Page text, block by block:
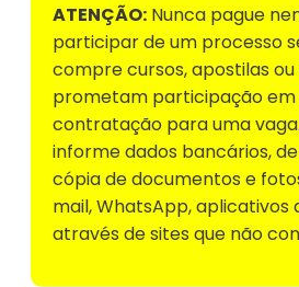
ATENÇÃO: Nunca pague
participar de um processo
compre cursos, apostilas ou
prometam participação em
contratação para uma
informe dados bancários,
cópia de documentos e
mail, WhatsApp, aplicativos
através de sites que não